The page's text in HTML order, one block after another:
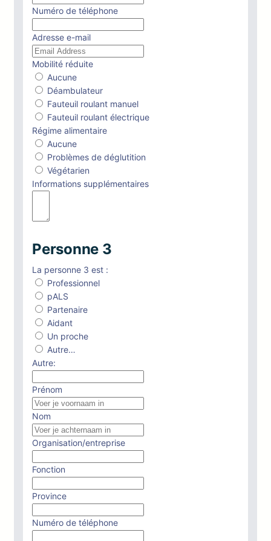
Numéro de téléphone
Adresse e-mail
Mobilité réduite
Aucune
Déambulateur
Fauteuil roulant manuel
Fauteuil roulant électrique
Régime alimentaire
Aucune
Problèmes de déglutition
Végétarien
Informations supplémentaires
Personne 3
La personne 3 est :
Professionnel
pALS
Partenaire
Aidant
Un proche
Autre…
Autre:
Prénom
Nom
Organisation/entreprise
Fonction
Province
Numéro de téléphone